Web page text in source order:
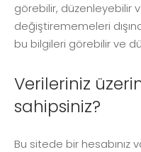
görebilir, düzenleyebilir
değiştirememeleri
bu bilgileri görebilir ve
Verileriniz
sahipsiniz?
Bu sitede bir hesabınız